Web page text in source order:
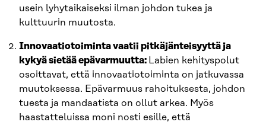
usein lyhytaikaiseksi ilman johdon tukea ja
kulttuurin muutosta.
Innovaatiotoiminta vaatii pitkäjänteisyyttä ja
kykyä sietää epävarmuutta: Labien kehityspolut
osoittavat, että innovaatiotoiminta on jatkuvassa
muutoksessa. Epävarmuus rahoituksesta, johdon
tuesta ja mandaatista on ollut arkea. Myös
haastatteluissa moni nosti esille, että